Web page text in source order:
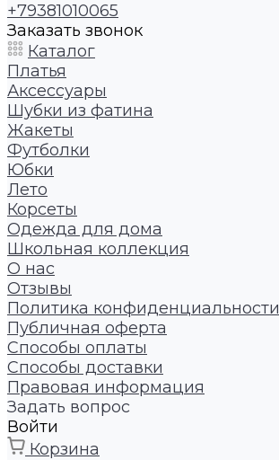
+79381010065
Заказать звонок
Каталог
Платья
Аксессуары
Шубки из фатина
Жакеты
Футболки
Юбки
Лето
Корсеты
Одежда для дома
Школьная коллекция
О нас
Отзывы
Политика конфиденциальности
Публичная оферта
Способы оплаты
Способы доставки
Правовая информация
Задать вопрос
Войти
Корзина